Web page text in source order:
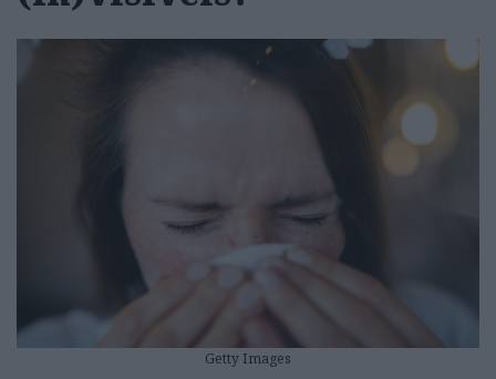
Getty Images